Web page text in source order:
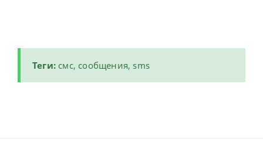
Теги: смс, сообщения, sms